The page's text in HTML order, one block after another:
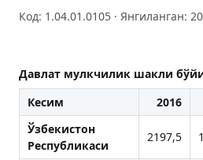
Код: 1.04.01.0105 · Янгиланган:
Давлат мулкчилик шакли
Кесим
2016
Ўзбекистон
Республикаси
2197,5